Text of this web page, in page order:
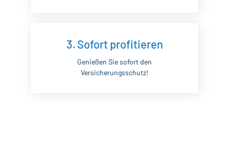
3.Sofort profitieren
Genießen Sie sofort den
Versicherungsschutz!